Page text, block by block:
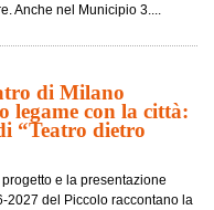
Anche nel Municipio 3....
di Milano
legame con la città:
“Teatro dietro
e la presentazione
2027 del Piccolo raccontano la